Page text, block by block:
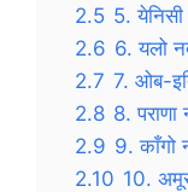
2.5 5.
2.6 6. यलो
2.7 7. ओब-
2.8 8.
2.9 9. काँगो
2.10 10.